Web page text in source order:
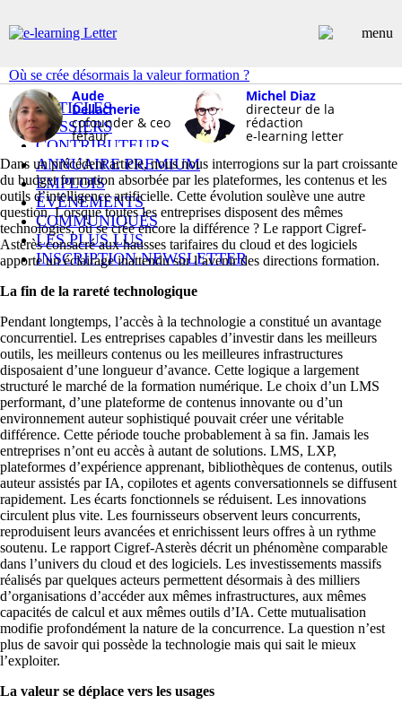
ARTICLES
DOSSIERS
CONTRIBUTEURS
ANNUAIRE PREMIUM
EMPLOIS
ÉVÉNEMENTS
COMMUNIQUÉS
LES PLUS LUS
INSCRIPTION NEWSLETTER
Où se crée désormais la valeur formation ?
Aude
Dellacherie
cofounder & ceo
féfaur
Michel Diaz
directeur de la
rédaction
e-learning letter
Dans un précédent article, nous nous interrogions sur la part croissante
du budget formation absorbée par les plateformes, les contenus et les
outils d’intelligence artificielle. Cette évolution soulève une autre
question. Lorsque toutes les entreprises disposent des mêmes
technologies, où se crée encore la différence ? Le rapport Cigref-
Asterès consacré aux hausses tarifaires du cloud et des logiciels
apporte un éclairage inattendu sur l’avenir des directions formation.
La fin de la rareté technologique
Pendant longtemps, l’accès à la technologie a constitué un avantage
concurrentiel. Les entreprises capables d’investir dans les meilleurs
outils, les meilleurs contenus ou les meilleures infrastructures
disposaient d’une longueur d’avance. Cette logique a largement
structuré le marché de la formation numérique. Le choix d’un LMS
performant, d’une plateforme de contenus innovante ou d’un
environnement auteur sophistiqué pouvait créer une véritable
différence. Cette période touche probablement à sa fin. Jamais les
entreprises n’ont eu accès à autant de solutions. LMS, LXP,
plateformes d’expérience apprenant, bibliothèques de contenus, outils
auteur assistés par IA, copilotes et agents conversationnels se diffusent
rapidement. Les écarts fonctionnels se réduisent. Les innovations
circulent plus vite. Les fournisseurs observent leurs concurrents,
reproduisent leurs avancées et enrichissent leurs offres à un rythme
soutenu. Le rapport Cigref-Asterès décrit un phénomène comparable
dans l’univers du cloud et des logiciels. Les investissements massifs
réalisés par quelques acteurs permettent désormais à des milliers
d’organisations d’accéder aux mêmes infrastructures, aux mêmes
capacités de calcul et aux mêmes outils d’IA. Cette mutualisation
modifie profondément la nature de la concurrence. La question n’est
plus de savoir qui possède la technologie mais qui sait le mieux
l’exploiter.
La valeur se déplace vers les usages